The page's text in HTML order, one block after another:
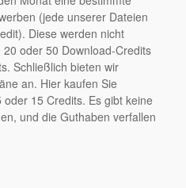
(jede unserer Dateien
Diese werden nicht
oder 50 Download-Credits
Schließlich bieten wir
an. Hier kaufen Sie
15 Credits. Es gibt keine
und die Guthaben verfallen